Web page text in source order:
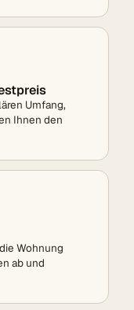
Umfang,
Ihnen den
Wohnung
ab und